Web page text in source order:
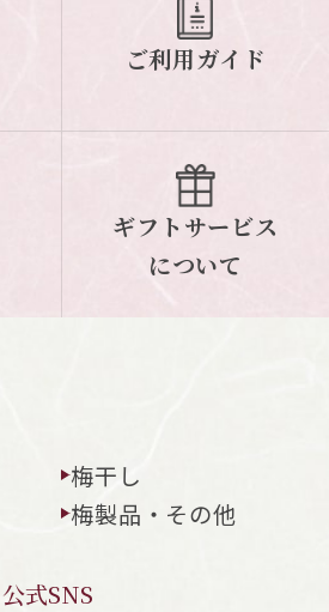
ご利用ガイド
ギフトサービス
について
梅干し
梅製品・その他
式SNS